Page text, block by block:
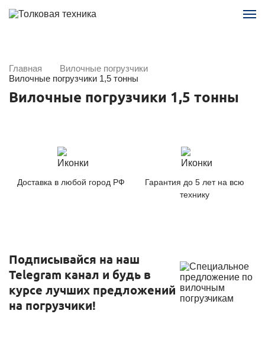
Главная
Вилочные погрузчики
Вилочные погрузчики 1,5 тонны
Вилочные погрузчики 1,5 тонны
Доставка в любой город РФ
Гарантия до 5 лет на всю
технику
Подписывайся на наш
Telegram канал и будь в
курсе лучших предложений
на погрузчики!